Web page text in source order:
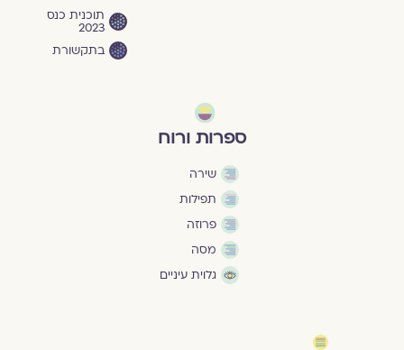
תוכנית כנס
2023
בתקשורת
ספרות ורוח
שירה
תפילות
פרוזה
מסה
גלוית עיניים